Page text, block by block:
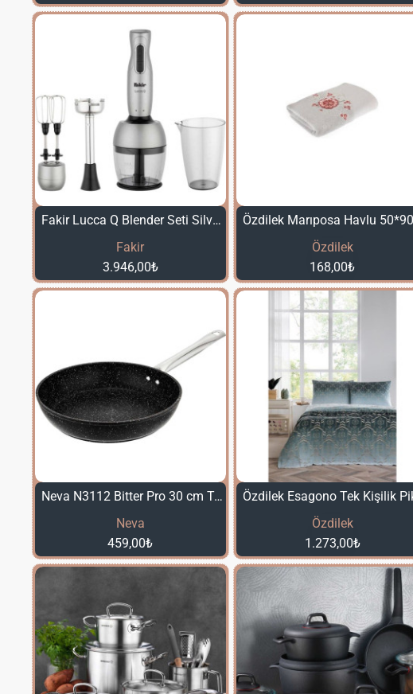
Fakir
Fakir Lucca Q Blender Seti Silver Stone
3.946,00₺
Özdilek
168,00₺
Neva
Neva N3112 Bitter Pro 30 cm Tava
459,00₺
Özdilek
1.273,00₺